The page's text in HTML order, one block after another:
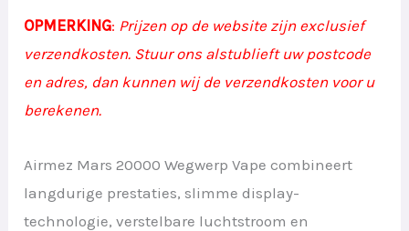
price
was:
price
OPMERKING: Prijzen op de website zijn exclusief
verzendkosten. Stuur ons alstublieft uw postcode
en adres, dan kunnen wij de verzendkosten voor u
berekenen.
Airmez Mars 20000 Wegwerp Vape combineert
langdurige prestaties, slimme display-
technologie, verstelbare luchtstroom en